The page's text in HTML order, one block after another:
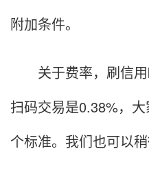
附加条件。
关于费率，刷信用
扫码交易是0.38%，
个标准。我们也可以